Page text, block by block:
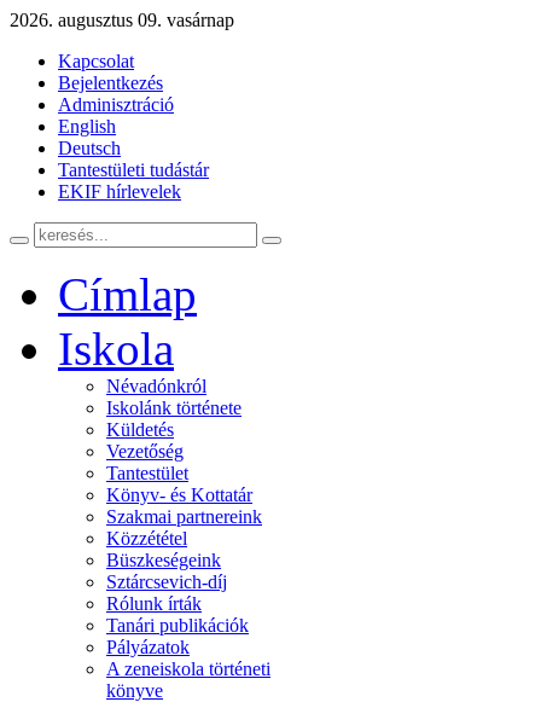
2026. augusztus 09. vasárnap
Kapcsolat
Bejelentkezés
Adminisztráció
English
Deutsch
Tantestületi tudástár
EKIF hírlevelek
Címlap
Iskola
Névadónkról
Iskolánk története
Küldetés
Vezetőség
Tantestület
Könyv- és Kottatár
Szakmai partnereink
Közzététel
Büszkeségeink
Sztárcsevich-díj
Rólunk írták
Tanári publikációk
Pályázatok
A zeneiskola történeti
könyve